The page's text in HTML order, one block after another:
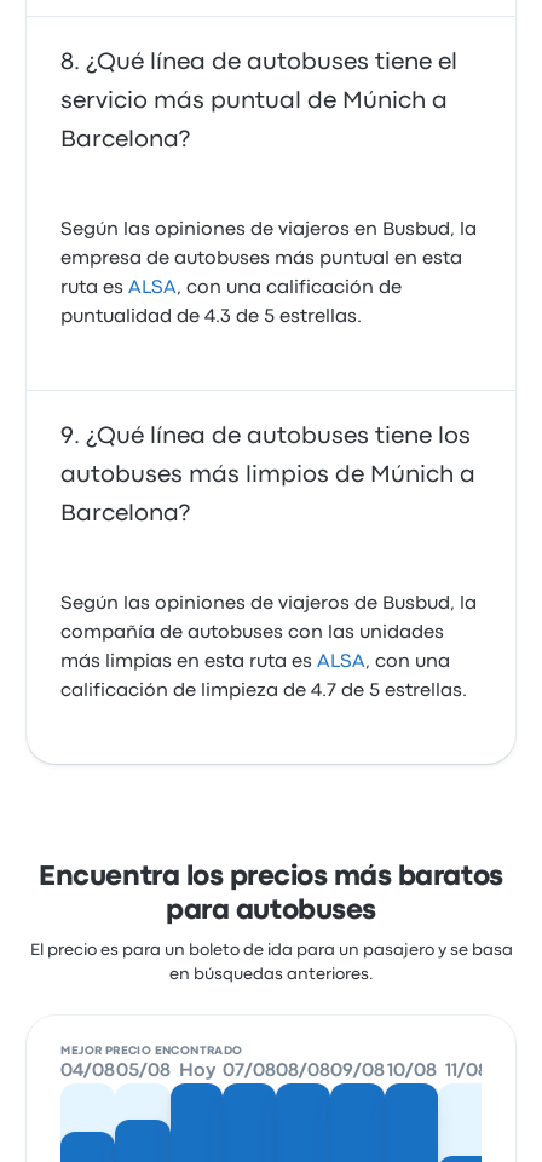
¿Qué línea de autobuses tiene el
servicio más puntual de Múnich a
Barcelona?
Según las opiniones de viajeros en Busbud, la
empresa de autobuses más puntual en esta
ruta esALSA, con una calificación de
puntualidad de 4.3 de 5 estrellas.
¿Qué línea de autobuses tiene los
autobuses más limpios de Múnich a
Barcelona?
Según las opiniones de viajeros de Busbud, la
compañía de autobuses con las unidades
más limpias en esta ruta esALSA, con una
calificación de limpieza de 4.7 de 5 estrellas.
Encuentra los precios más baratos
para autobuses
El precio es para un boleto de ida para un pasajero y se basa
en búsquedas anteriores.
MEJOR PRECIO ENCONTRADO
04/0805/08 Hoy 07/0808/0809/0810/08 11/08